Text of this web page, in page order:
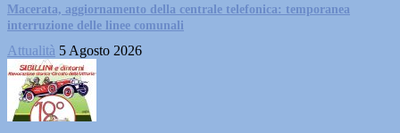
Macerata, aggiornamento della centrale telefonica: temporanea
interruzione delle linee comunali
Attualità 5 Agosto 2026